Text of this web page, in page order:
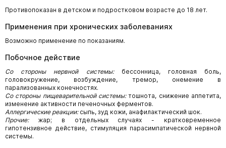
Противопоказан в детском и подростковом возрасте до 18 лет.
Применения при хронических заболеваниях
Возможно применение по показаниям.
Побочное действие
Со стороны нервной системы:бессонница, головная боль,
головокружение, возбуждение, тремор, онемение в
парализованных конечностях.
Со стороны пищеварительной системы:тошнота, снижение аппетита,
изменение активности печеночных ферментов.
Аллергические реакции:сыпь, зуд кожи, анафилактический шок.
Прочие:жар; в отдельных случаях - кратковременное
гипотензивное действие, стимуляция парасимпатической нервной
системы.